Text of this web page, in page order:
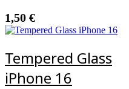
1,50 €
Tempered Glass
iPhone 16